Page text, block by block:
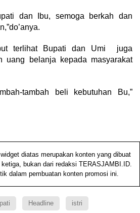
dan Ibu, semoga berkah dan
terlihat Bupati dan Umi juga
uang belanja kepada masyarakat
tambah beli kebutuhan Bu,”
diatas merupakan konten yang dibuat
bukan dari redaksi TERASJAMBI.ID.
dalam pembuatan konten promosi ini.
Headline istri